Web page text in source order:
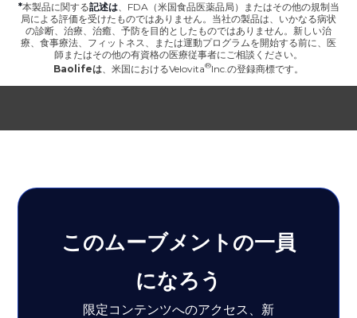
*本製品に関する記述は、FDA（米国食品医薬品局）またはその他の規制当
局による評価を受けたものではありません。当社の製品は、いかなる病状
の診断、治療、治癒、予防を目的としたものではありません。新しい治
療、食事療法、フィットネス、または運動プログラムを開始する前に、医
師またはその他の有資格の医療従事者にご相談ください。
Baolifeは、 米国におけるVelovita Inc.の登録商標です。
このムーブメントの一員
になろう
限定コンテンツへのアクセス、新